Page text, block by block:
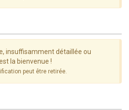
insuffisamment détaillée ou
la bienvenue !
peut être retirée.